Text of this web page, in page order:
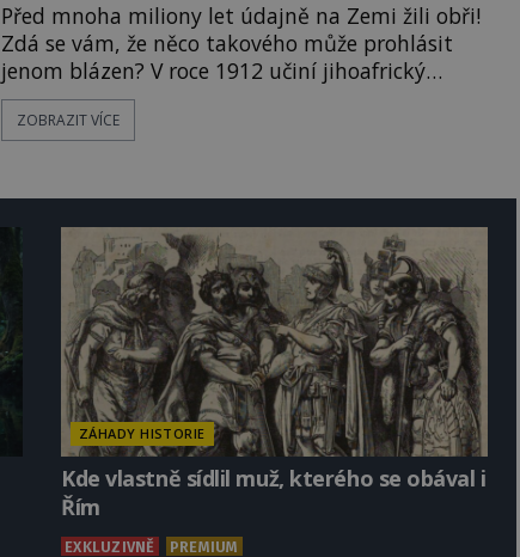
Před mnoha miliony let údajně na Zemi žili obři!
Zdá se vám, že něco takového může prohlásit
jenom blázen? V roce 1912 učiní jihoafrický
farmář Stoffel Coetzee u města Mpaluzi poblíž
svazijské hranice zásadní objev. Je právě na lovu,
zanechaná gigantickým živočichem
ZOBRAZIT VÍCE
ZÁHADY HISTORIE
Kde vlastně sídlil muž, kterého se obával i
Řím
EXKLUZIVNĚ PREMIUM